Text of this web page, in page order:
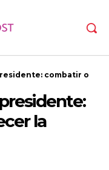
combatir o
la